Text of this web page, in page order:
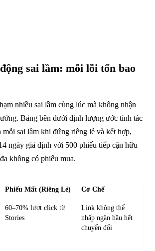
sai lầm: mỗi lỗi tốn bao
nhiều sai lầm cùng lúc mà không nhận
Bảng bên dưới định lượng ước tính tác
mỗi sai lầm khi đứng riêng lẻ và kết hợp,
ngày giả định với 500 phiếu tiếp cận hữu
không có phiếu mua.
Phiếu Mất (Riêng Lẻ) Cơ Chế
60–70% lượt click từ
Stories
Link không thể
nhấp ngăn hầu hết
chuyển đổi